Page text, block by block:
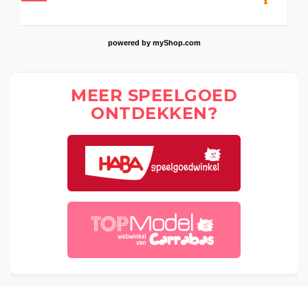
powered by myShop.com
MEER SPEELGOED
ONTDEKKEN?